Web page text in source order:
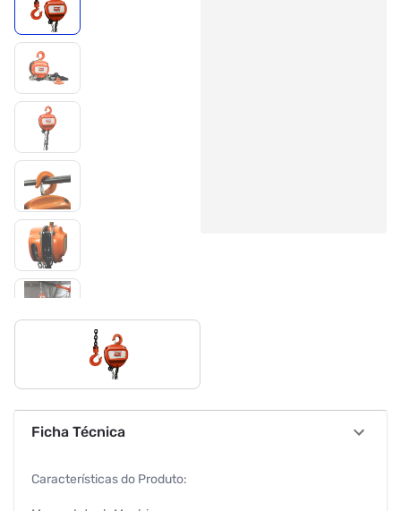
Ficha Técnica
Características do Produto: